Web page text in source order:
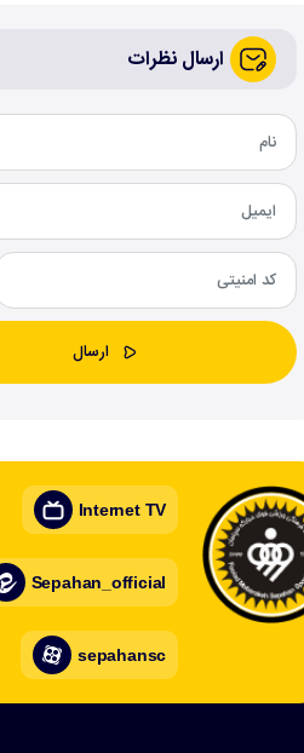
ارسال نظرات
Internet TV
Sepahan_official
sepahansc